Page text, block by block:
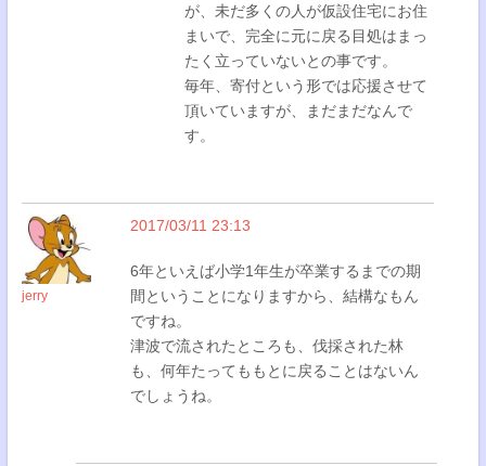
が、未だ多くの人が仮設住宅にお住
まいで、完全に元に戻る目処はまっ
たく立っていないとの事です。
毎年、寄付という形では応援させて
頂いていますが、まだまだなんで
す。
jerry
2017/03/11 23:13
6年といえば小学1年生が卒業するまでの期
間ということになりますから、結構なもん
ですね。
津波で流されたところも、伐採された林
も、何年たってももとに戻ることはないん
でしょうね。